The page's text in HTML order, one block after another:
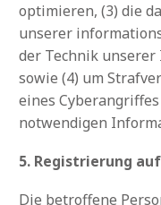
optimieren, (3) die
unserer
der Technik
sowie (4) um
eines
notwendigen
5. Registrierung
Die betroffene